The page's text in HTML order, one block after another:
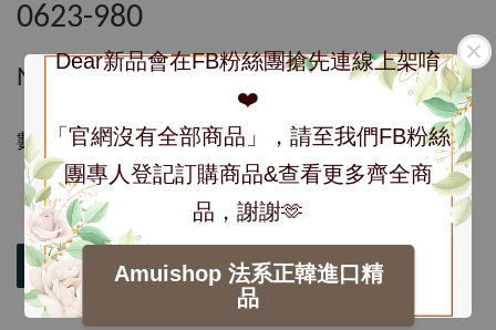
Dear新品會在FB粉絲團搶先連線上架唷
❤️
「官網沒有全部商品」，請至我們FB粉絲
團專人登記訂購商品&查看更多齊全商
品，謝謝🫶
Amuishop 法系正韓進口精
品
0623-980
NT$ 980
數量
加入購物車